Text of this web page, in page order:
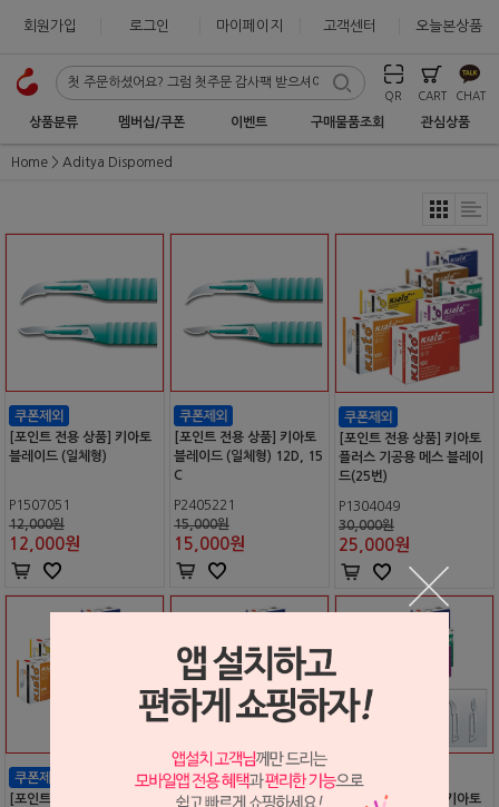
회원가입 로그인 마이페이지 고객센터 오늘본상품
QR CART CHAT
상품분류 멤버십/쿠폰 이벤트 구매물품조회 관심상품
Home Aditya Dispomed
[포인트 전용 상품] 키아토
블레이드 (일체형)
P1507051
12,000원
12,000원
[포인트 전용 상품] 키아토
블레이드 (일체형) 12D, 15
C
P2405221
15,000원
15,000원
[포인트 전용 상품] 키아토
플러스 기공용 메스 블레이
드(25번)
P1304049
30,000원
25,000원
[포인트 전용 상품] 키아토
[포인트 전용 상품] 키아토
[포인트 전용 상품] 키아토